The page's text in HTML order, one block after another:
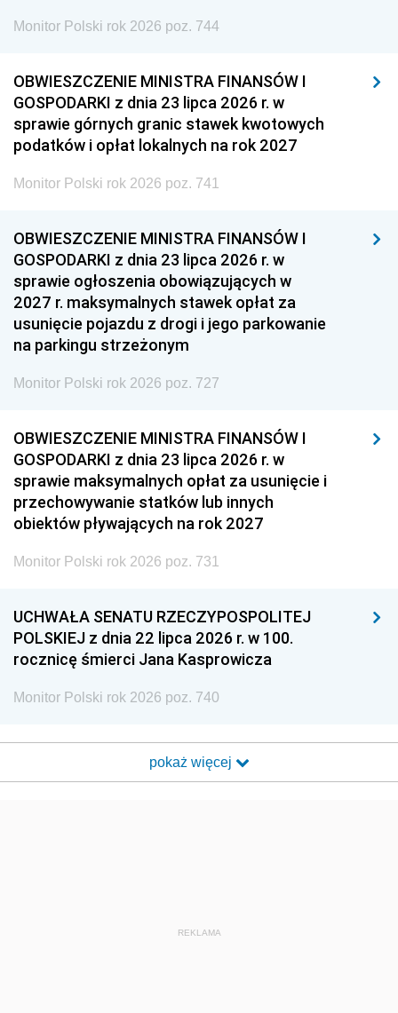
Monitor Polski rok 2026 poz. 744
OBWIESZCZENIE MINISTRA FINANSÓW I
GOSPODARKI z dnia 23 lipca 2026 r. w
sprawie górnych granic stawek kwotowych
podatków i opłat lokalnych na rok 2027
Monitor Polski rok 2026 poz. 741
OBWIESZCZENIE MINISTRA FINANSÓW I
GOSPODARKI z dnia 23 lipca 2026 r. w
sprawie ogłoszenia obowiązujących w
2027 r. maksymalnych stawek opłat za
usunięcie pojazdu z drogi i jego parkowanie
na parkingu strzeżonym
Monitor Polski rok 2026 poz. 727
OBWIESZCZENIE MINISTRA FINANSÓW I
GOSPODARKI z dnia 23 lipca 2026 r. w
sprawie maksymalnych opłat za usunięcie i
przechowywanie statków lub innych
obiektów pływających na rok 2027
Monitor Polski rok 2026 poz. 731
UCHWAŁA SENATU RZECZYPOSPOLITEJ
POLSKIEJ z dnia 22 lipca 2026 r. w 100.
rocznicę śmierci Jana Kasprowicza
Monitor Polski rok 2026 poz. 740
pokaż więcej
REKLAMA